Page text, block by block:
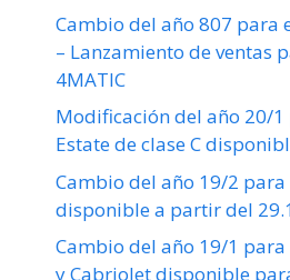
Cambio del año 807 para
– Lanzamiento de ventas
4MATIC
Modificación del año 20/1
Estate de clase C
Cambio del año 19/2 para
disponible a partir del
Cambio del año 19/1 para
y Cabriolet disponible